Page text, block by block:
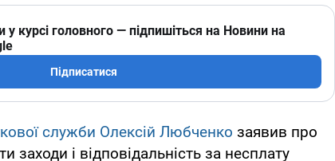
курсі головного — підпишіться на Новини на
Підписатися
служби Олексій Любченко заявив про
заходи і відповідальність за несплату